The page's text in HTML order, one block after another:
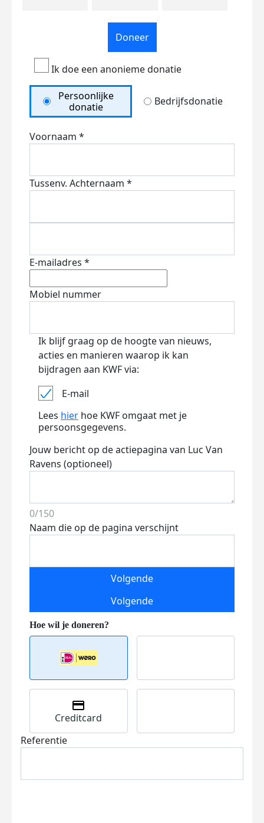
Doneer
Ik doe een anonieme donatie
Persoonlijke
donatie
Bedrijfsdonatie
Voornaam *
Tussenv. Achternaam *
E-mailadres *
Mobiel nummer
Ik blijf graag op de hoogte van nieuws,
acties en manieren waarop ik kan
bijdragen aan KWF via:
E-mail
Lees hier hoe KWF omgaat met je
persoonsgegevens.
Jouw bericht op de actiepagina van Luc Van
Ravens (optioneel)
0/150
Naam die op de pagina verschijnt
Volgende
Volgende
Creditcard
Referentie